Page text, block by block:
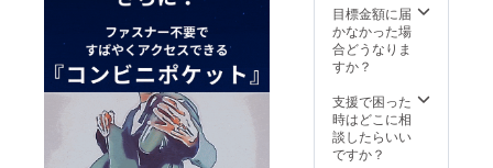
※皆様の
支援に
より量
した場
合、正
規販売
価格が
ざいま
す。ご
了承く
ご注文
状況、
使用部
材の供
込み ※
送料は
全国一
率は販
売予定
価格に
送料を
目標金額に届
かなかった場
合どうなりま
すか？
支援で困った
時はどこに相
談したらいい
ですか？